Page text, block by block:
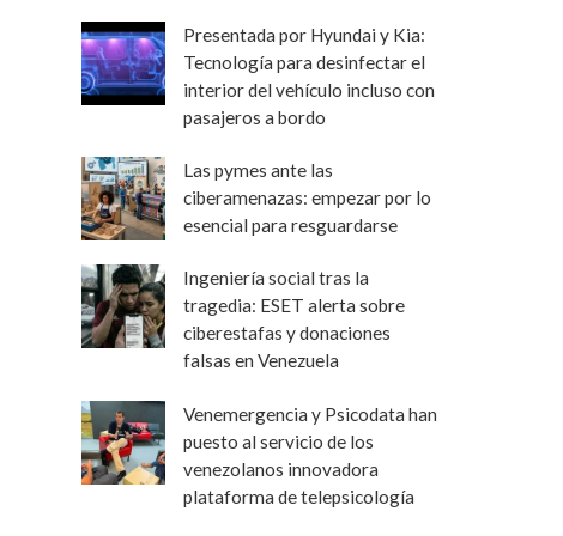
Presentada por Hyundai y Kia:
Tecnología para desinfectar el
interior del vehículo incluso con
pasajeros a bordo
Las pymes ante las
ciberamenazas: empezar por lo
esencial para resguardarse
Ingeniería social tras la
tragedia: ESET alerta sobre
ciberestafas y donaciones
falsas en Venezuela
Venemergencia y Psicodata han
puesto al servicio de los
venezolanos innovadora
plataforma de telepsicología